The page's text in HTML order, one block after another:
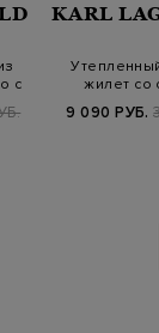
с
KARL
жилет со
9 090 РУБ.